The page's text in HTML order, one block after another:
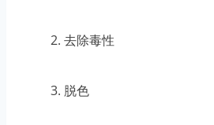
2. 去除毒性
3. 脱色